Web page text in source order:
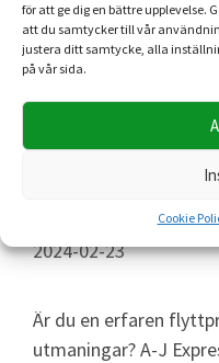
för att ge dig en bättre upplevelse.
att du samtycker till vår
justera ditt samtycke, alla
på vår sida.
Cookie
Lediga jobb
Service för
2024-02-23
Är du en erfaren
utmaningar? A-J